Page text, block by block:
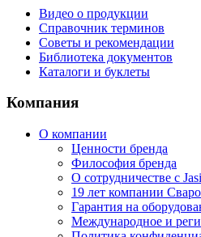
Видео о продукции
Справочник терминов
Советы и рекомендации
Библиотека документов
Каталоги и буклеты
Компания
О компании
Ценности бренда
Философия бренда
О сотрудничестве с
19 лет компании
Гарантия на
Международное и